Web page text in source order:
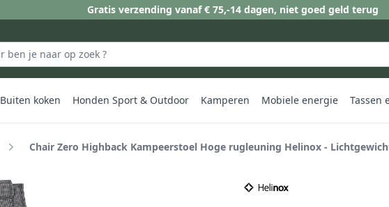
Gratis verzending vanaf € 75,-14 dagen, niet goed geld terug
Buiten koken Honden Sport & Outdoor Kamperen Mobiele energie Tassen
Chair Zero Highback Kampeerstoel Hoge rugleuning Helinox -